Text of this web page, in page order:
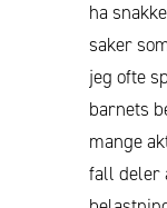
ha
saker
jeg ofte
barnets
mange
fall deler